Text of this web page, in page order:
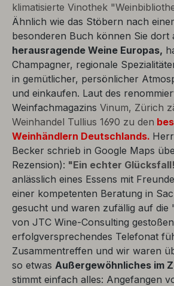
klimatisierte Vinothek
Ähnlich wie das Stöbern nach
besonderen Buch können Sie dort
herausragende Weine Europas,
Champagner, regionale
in gemütlicher, persönlicher
und einkaufen. Laut des
Weinfachmagazins Vinum, Zürich
Weinhandel Tullius 1690 zu den
Weinhändlern Deutschlands.
Becker schrieb in Google Maps
Rezension): "Ein echter Glücksfall!
anlässlich eines Essens mit
einer kompetenten Beratung in
gesucht und waren zufällig auf die
von JTC Wine-Consulting
erfolgversprechendes Telefonat
Zusammentreffen und wir waren
so etwas Außergewöhnliches im
stimmt einfach alles: Angefangen